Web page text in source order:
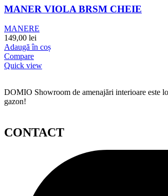
MANER VIOLA BRSM CHEIE
MANERE
149,00 lei
Adaugă în coș
Compare
Quick view
DOMIO Showroom de amenajări interioare este
gazon!
CONTACT